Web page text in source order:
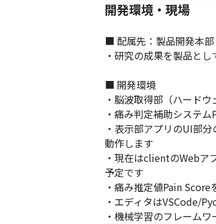
開発環境・現場
■ 配属先：製品開発本部
・研究の成果を製品と
■ 開発環境
・脳波取得部（ハード
・痛み判定補助システ
・表示部アプリのUI部
動作します
・現在はclientのWebア
予定です
・痛み推定値Pain
・エディタはVSCode/
・機械学習のフレーム